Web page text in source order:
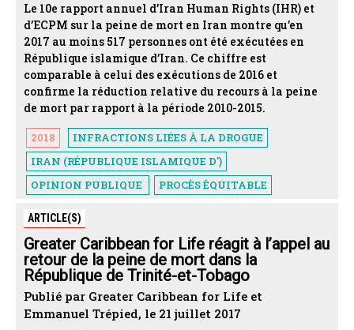
Le 10e rapport annuel d’Iran Human Rights (IHR) et
d’ECPM sur la peine de mort en Iran montre qu’en
2017 au moins 517 personnes ont été exécutées en
République islamique d’Iran. Ce chiffre est
comparable à celui des exécutions de 2016 et
confirme la réduction relative du recours à la peine
de mort par rapport à la période 2010-2015.
2018
INFRACTIONS LIÉES À LA DROGUE
IRAN (RÉPUBLIQUE ISLAMIQUE D')
OPINION PUBLIQUE
PROCÈS ÉQUITABLE
ARTICLE(S)
Greater Caribbean for Life réagit à l’appel au
retour de la peine de mort dans la
République de Trinité-et-Tobago
Publié par Greater Caribbean for Life et
Emmanuel Trépied, le 21 juillet 2017